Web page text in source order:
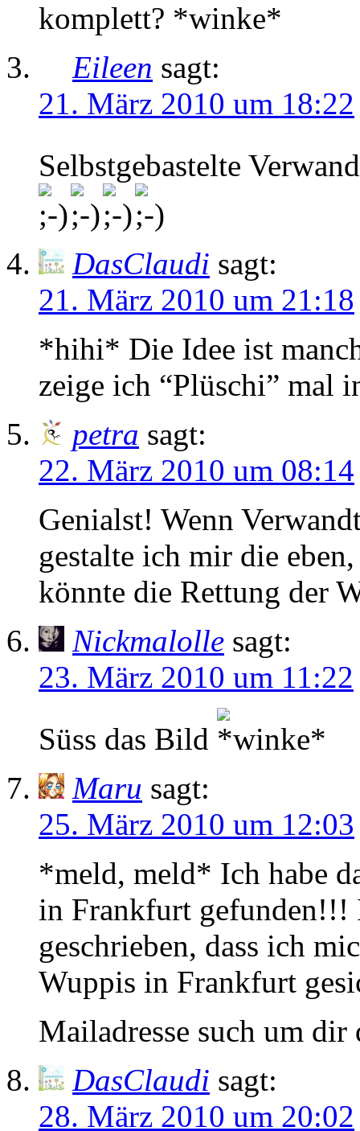
komplett?
Eileen sagt:
21. März 2010 um 18:22
Selbstgebastelte
DasClaudi sagt:
21. März 2010 um 21:18
*hihi* Die Idee ist
zeige ich “Plüschi” mal
petra sagt:
22. März 2010 um 08:14
Genialst! Wenn
gestalte ich mir die
könnte die Rettung der
Nickmalolle sagt:
23. März 2010 um 11:22
Süss das Bild
Maru sagt:
25. März 2010 um 12:03
*meld, meld* Ich habe
in Frankfurt gefunden!!!
geschrieben, dass ich
Wuppis in Frankfurt
Mailadresse such um
DasClaudi sagt:
28. März 2010 um 20:02